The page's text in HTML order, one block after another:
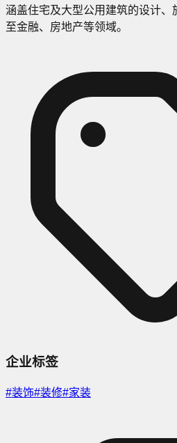
涵盖住宅及大型公用建筑的设计
至金融、房地产等领域。
企业标签
#装饰#装修#家装